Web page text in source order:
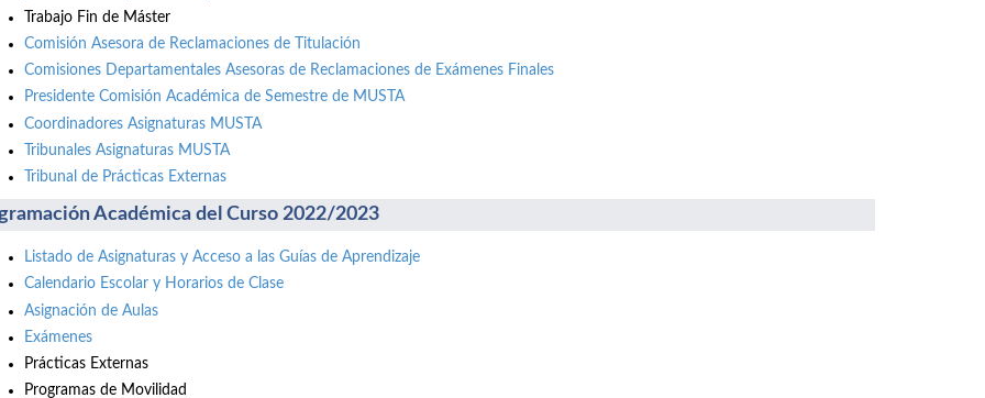
Trabajo Fin de Máster
Comisión Asesora de Reclamaciones de Titulación
Comisiones Departamentales Asesoras de Reclamaciones de Exámenes Finales
Presidente Comisión Académica de Semestre de MUSTA
Coordinadores Asignaturas MUSTA
Tribunales Asignaturas MUSTA
Tribunal de Prácticas Externas
Académica del Curso 2022/2023
Listado de Asignaturas y Acceso a las Guías de Aprendizaje
Calendario Escolar y Horarios de Clase
Asignación de Aulas
Exámenes
Prácticas Externas
Programas de Movilidad